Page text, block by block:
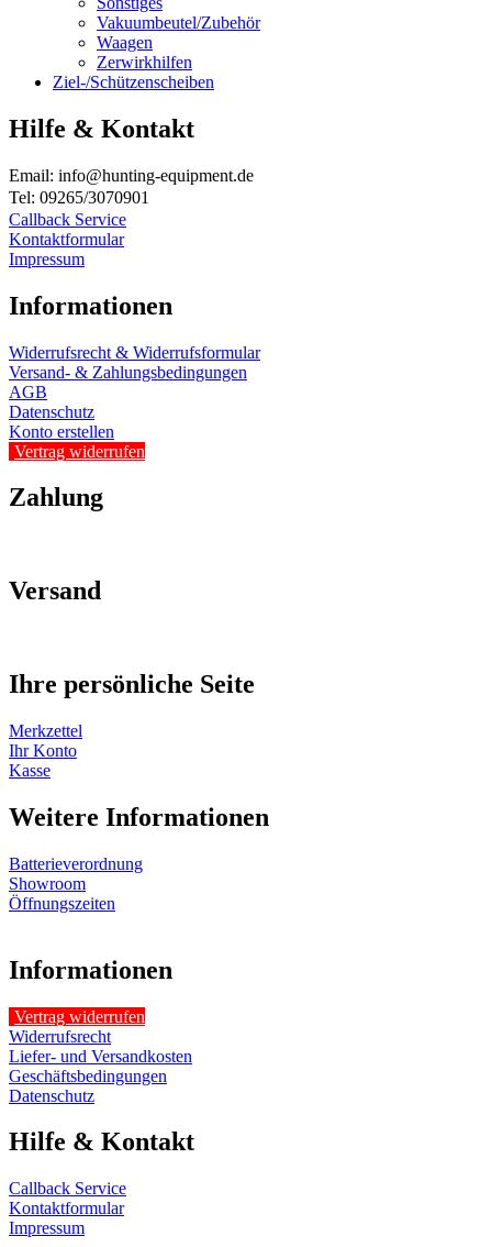
Vakuumbeutel/Zubehör
Waagen
Zerwirkhilfen
Ziel-/Schützenscheiben
Hilfe & Kontakt
Email: info@hunting-equipment.de
Tel: 09265/3070901
Callback Service
Kontaktformular
Impressum
Informationen
Widerrufsrecht & Widerrufsformular
Versand- & Zahlungsbedingungen
AGB
Datenschutz
Konto erstellen
Vertrag widerrufen
Zahlung
Versand
Ihre persönliche Seite
Merkzettel
Ihr Konto
Kasse
Weitere Informationen
Batterieverordnung
Showroom
Öffnungszeiten
Informationen
Vertrag widerrufen
Widerrufsrecht
Liefer- und Versandkosten
Geschäftsbedingungen
Datenschutz
Hilfe & Kontakt
Callback Service
Kontaktformular
Impressum